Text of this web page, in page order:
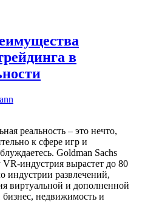
в
реальность – это нечто,
к сфере игр и
Goldman Sachs
VR-индустрия вырастет до 80
индустрии развлечений,
виртуальной и дополненной
бизнес, недвижимость и